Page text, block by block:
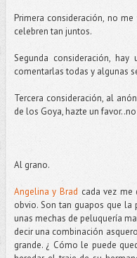
Primera consideración, no
celebren tan juntos.
Segunda consideración,
comentarlas todas y algunas
Tercera consideración, al
de los Goya, hazte un
Al grano.
Angelina y Brad cada vez me
obvio. Son tan guapos que
unas mechas de peluquería
decir una combinación
grande. ¿ Cómo le puede